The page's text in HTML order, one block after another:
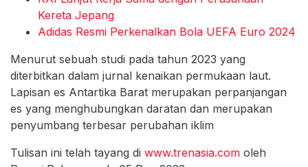
Kereta Jepang
Adidas Resmi Perkenalkan Bola UEFA Euro 2024
Menurut sebuah studi pada tahun 2023 yang
diterbitkan dalam jurnal kenaikan permukaan laut.
Lapisan es Antartika Barat merupakan perpanjangan
es yang menghubungkan daratan dan merupakan
penyumbang terbesar perubahan iklim
Tulisan ini telah tayang di www.trenasia.com oleh